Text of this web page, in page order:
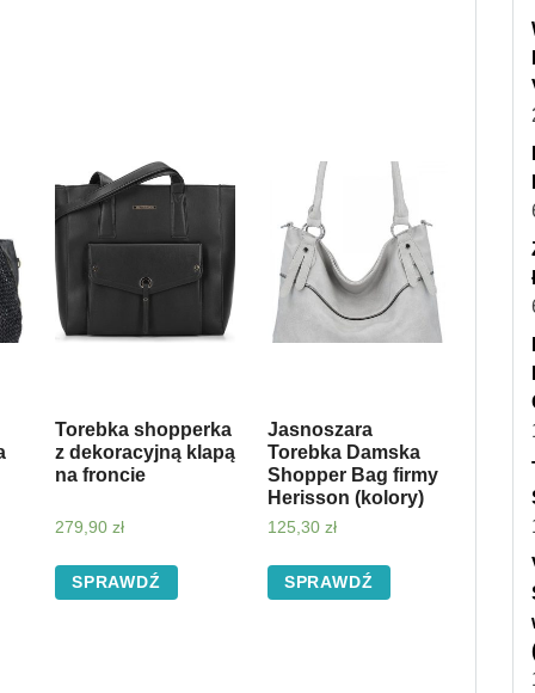
Torebka shopperka
z dekoracyjną klapą
na froncie
279,90 zł
SPRAWDŹ
Jasnoszara
Torebka Damska
Shopper Bag firmy
Herisson (kolory)
125,30 zł
SPRAWDŹ